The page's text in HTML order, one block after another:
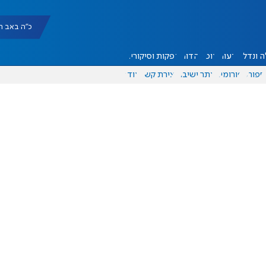
כ"ה באב תשפ"ו
ונדל"ן דעות אוכל יהדות הפקות וסיקורים
ספורט פורומים אתר ישיבה יצירת קשר עוד